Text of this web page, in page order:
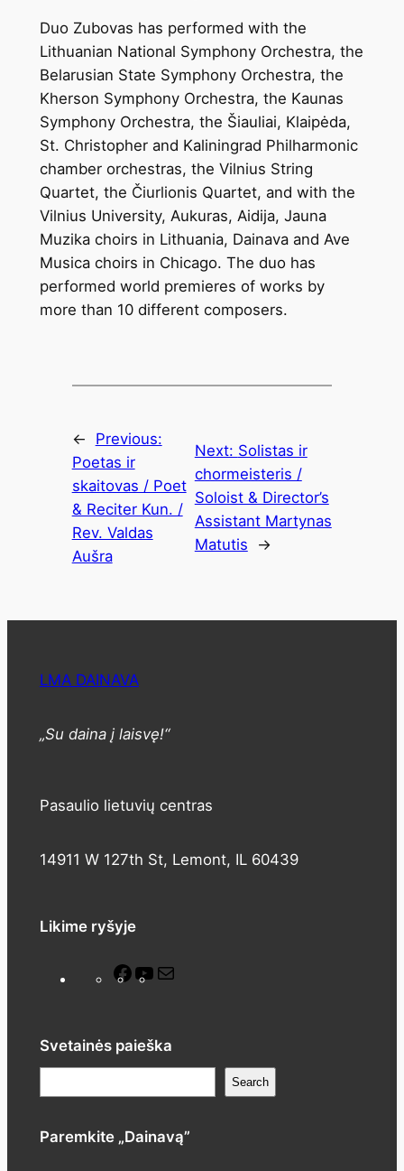
Duo Zubovas has performed with the
Lithuanian National Symphony Orchestra, the
Belarusian State Symphony Orchestra, the
Kherson Symphony Orchestra, the Kaunas
Symphony Orchestra, the Šiauliai, Klaipėda,
St. Christopher and Kaliningrad Philharmonic
chamber orchestras, the Vilnius String
Quartet, the Čiurlionis Quartet, and with the
Vilnius University, Aukuras, Aidija, Jauna
Muzika choirs in Lithuania, Dainava and Ave
Musica choirs in Chicago. The duo has
performed world premieres of works by
more than 10 different composers.
←
Previous:
Poetas ir
skaitovas / Poet
& Reciter Kun. /
Rev. Valdas
Aušra
Next: Solistas ir
chormeisteris /
Soloist & Director’s
Assistant Martynas
Matutis
→
LMA DAINAVA
„Su daina į laisvę!“
Pasaulio lietuvių centras
14911 W 127th St, Lemont, IL 60439
Likime ryšyje
F
e
b
k
Y
T
u
Svetainės paieška
a
e
Search
Paremkite „Dainavą”